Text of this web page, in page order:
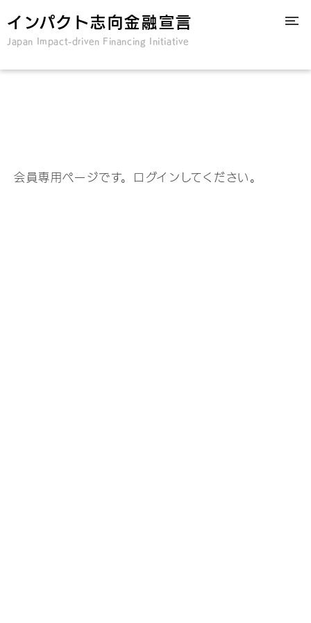
インパクト志向金融宣言
Japan Impact-driven Financing Initiative
会員専用ページです。ログインしてください。